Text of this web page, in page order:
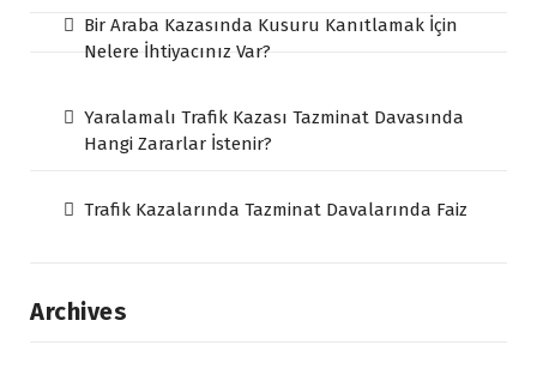
Bir Araba Kazasında Kusuru Kanıtlamak İçin
Nelere İhtiyacınız Var?
Yaralamalı Trafik Kazası Tazminat Davasında
Hangi Zararlar İstenir?
Trafik Kazalarında Tazminat Davalarında Faiz
Archives